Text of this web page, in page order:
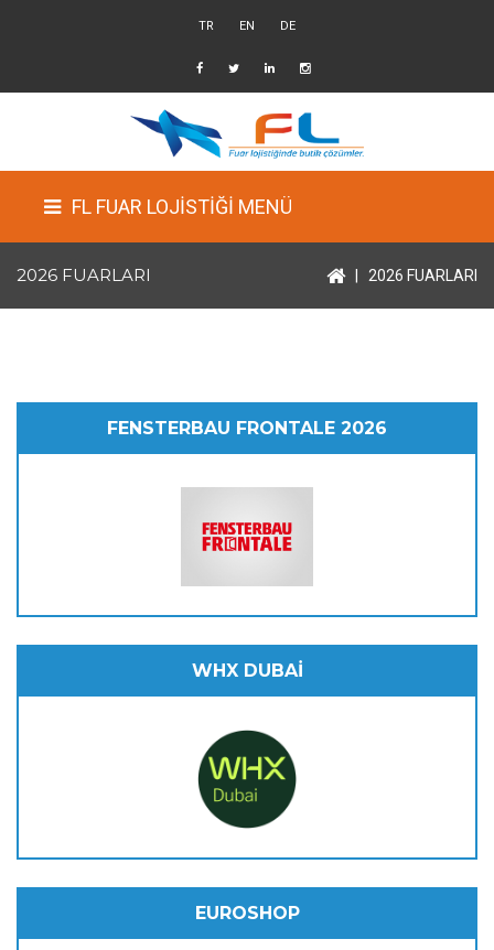
TR EN DE
FL FUAR LOJİSTİĞİ MENÜ
2026 FUARLARI | 2026 FUARLARI
FENSTERBAU FRONTALE 2026
WHX DUBAİ
EUROSHOP